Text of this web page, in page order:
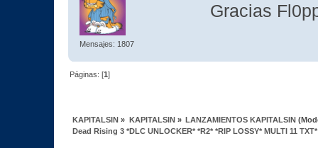
Mensajes: 1807
Gracias
Páginas: [1]
KAPITALSIN » KAPITALSIN» LANZAMIENTOS KAPITALSIN
Dead Rising 3 *DLC UNLOCKER* *R2* *RIP LOSSY* MULTI 11 TXT*